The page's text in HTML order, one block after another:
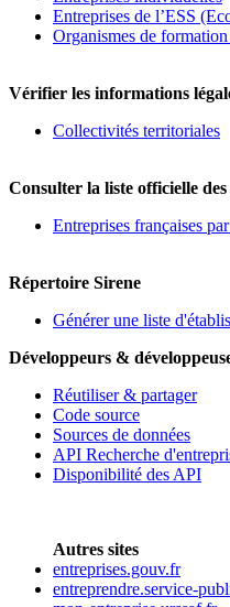
Entreprises de l’ESS
Organismes de
Vérifier les informations
Collectivités territoriales
Consulter la liste officielle
Entreprises françaises
Répertoire Sirene
Générer une liste
Développeurs &
Réutiliser & partager
Code source
Sources de données
API Recherche
Disponibilité des API
Autres sites
entreprises.gouv.fr
entreprendre.service-